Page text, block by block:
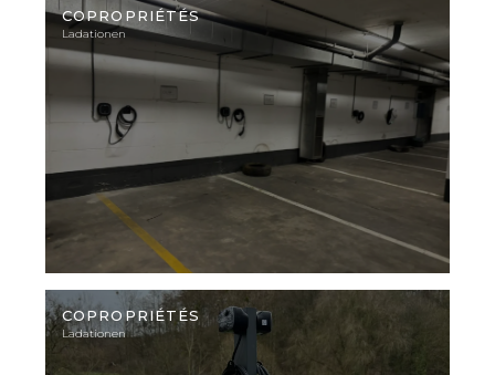
Foto
COPROPRIÉTÉS
Ladationen
Illustratives
Foto
COPROPRIÉTÉS
Ladationen